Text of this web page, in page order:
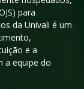
para
da Univali é um
e a
a equipe do